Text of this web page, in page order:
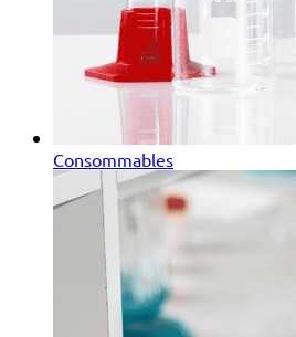
Consommables